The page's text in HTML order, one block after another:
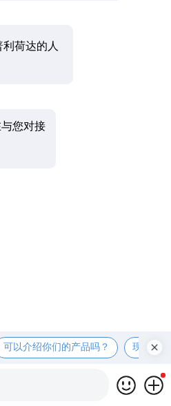
荷达的人
您对接
可以介绍你们的产品吗？ 现在有